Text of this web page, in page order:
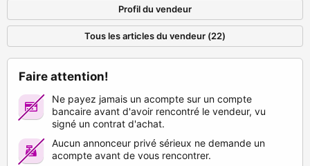
Profil du vendeur
Tous les articles du vendeur (22)
Faire attention!
Ne payez jamais un acompte sur un compte
bancaire avant d'avoir rencontré le vendeur, vu
signé un contrat d'achat.
Aucun annonceur privé sérieux ne demande un
acompte avant de vous rencontrer.